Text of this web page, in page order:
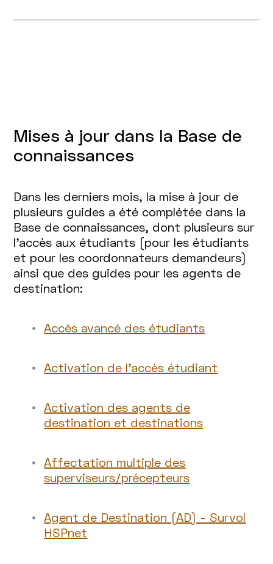
Mises à jour dans la Base de
connaissances
Dans les derniers mois, la mise à jour de
plusieurs guides a été complétée dans la
Base de connaissances, dont plusieurs sur
l’accès aux étudiants (pour les étudiants
et pour les coordonnateurs demandeurs)
ainsi que des guides pour les agents de
destination:
Accès avancé des étudiants
Activation de l’accès étudiant
Activation des agents de
destination et destinations
Affectation multiple des
superviseurs/précepteurs
Agent de Destination (AD) - Survol
HSPnet